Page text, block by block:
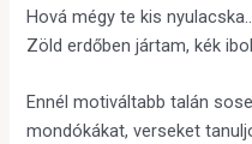
Hová mégy te kis
Zöld erdőben jártam, kék
Ennél motiváltabb talán
mondókákat, verseket